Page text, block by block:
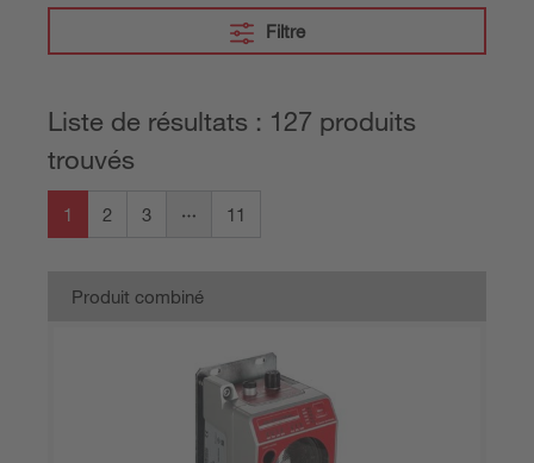
Filtre
Liste de résultats : 127 produits
trouvés
1 2 3 11
Produit combiné